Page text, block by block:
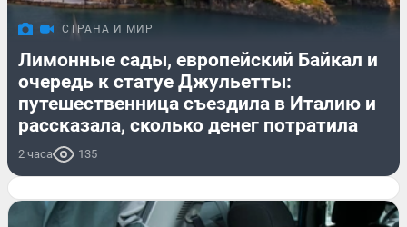
СТРАНА И МИР
Лимонные сады, европейский Байкал и
очередь к статуе Джульетты:
путешественница съездила в Италию и
рассказала, сколько денег потратила
2 часа 135